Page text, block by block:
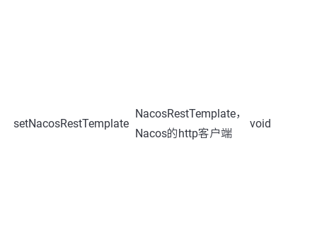
setNacosRestTemplate
NacosRestTemplate，
Nacos的http客户端
void